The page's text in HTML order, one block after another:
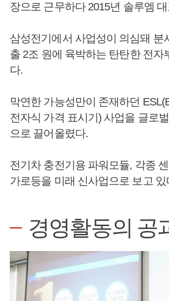
장으로 근무하다 2015년 솔루엠
삼성전기에서 사업성이 의심돼 분
출 2조 원에 육박하는 탄탄한 전자
다.
막연한 가능성만이 존재하던
전자식 가격 표시기) 사업을 글로
으로 끌어올렸다.
전기차 충전기용 파워모듈, 각종
가로등을 미래 신사업으로 보고 있
경영활동의 공